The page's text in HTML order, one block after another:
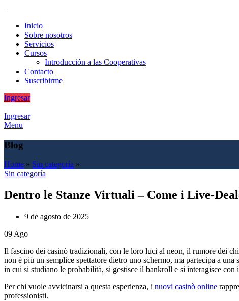
Inicio
Sobre nosotros
Servicios
Cursos
Introducción a las Cooperativas
Contacto
Suscribirme
Ingresar
Ingresar
Menu
Blog
Home » Sin categoría »
Sin categoría
Dentro le Stanze Virtuali – Come i
9 de agosto de 2025
09 Ago
Il fascino dei casinò tradizionali, con le loro luci al neon, il rumore dei
non è più un semplice spettatore dietro uno schermo, ma partecipa a
in cui si studiano le probabilità, si gestisce il bankroll e si interagisce con
Per chi vuole avvicinarsi a questa esperienza, i nuovi casinò online
professionisti.